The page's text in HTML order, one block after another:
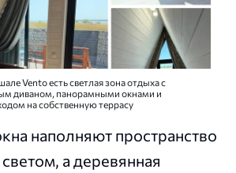
Vento есть светлая зона отдыха с
диваном, панорамными окнами и
на собственную террасу
наполняют пространство
а деревянная